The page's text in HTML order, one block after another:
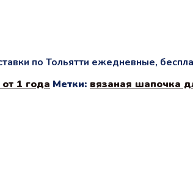
по Тольятти ежедневные,
1 года Метки: вязаная шапочка